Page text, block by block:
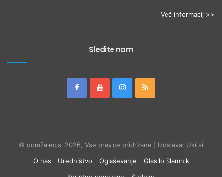
Več informacij >>
Sledite nam
© domžalec.si 2026, Vse pravice pridržane | Izdelava: Uki.si
O nas
Uredništvo Oglaševanje
Glasilo Slamnik